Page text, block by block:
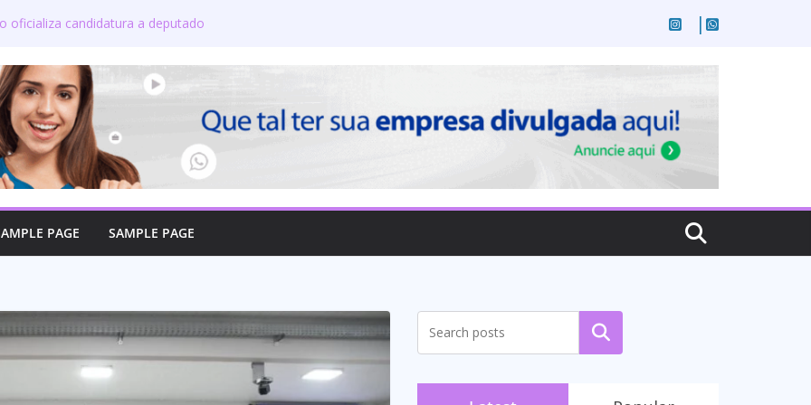
oficializa candidatura a deputado
crenças sobre a alimentação durante
candidatos ao governo e 11 ao Senado
defende reajuste de 21,7% para todos
e aposentados do Maranhão
posse no Senado e se torna a
Coroatá
PAGE SAMPLE PAGE
Pesquisar